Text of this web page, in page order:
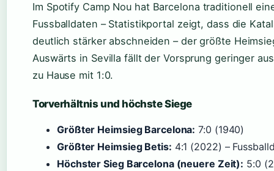
Im Spotify Camp Nou hat Barcelona traditionell
Fussballdaten – Statistikportal zeigt, dass die
deutlich stärker abschneiden – der größte
Auswärts in Sevilla fällt der Vorsprung geringer
zu Hause mit 1:0.
Torverhältnis und höchste Siege
Größter Heimsieg Barcelona: 7:0 (1940)
Größter Heimsieg Betis: 4:1 (2022) –
Höchster Sieg Barcelona (neuere Zeit): 5:0